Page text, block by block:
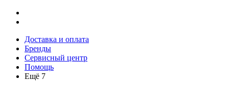
Доставка и оплата
Бренды
Сервисный центр
Помощь
Ещё 7